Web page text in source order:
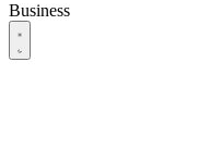
Business